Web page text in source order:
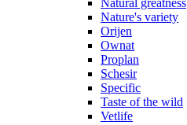
Natural greatness
Nature's variety
Orijen
Ownat
Proplan
Schesir
Specific
Taste of the wild
Vetlife